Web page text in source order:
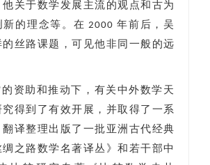
关于数学发展主流的观点和古为
的理念等。在 2000 年前后，吴
丝路课题，可见他非同一般的远
的资助和推动下，有关中外数学天
得到了有效开展，并取得了一系
译整理出版了一批亚洲古代经典
之路数学名著译丛》和若干部中